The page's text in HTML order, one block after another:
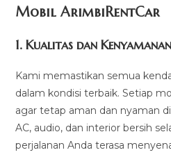
Mobil ArimbiRentCar
1.Kualitas dan
Kami memastikan semua
dalam kondisi terbaik. Setiap
agar tetap aman dan nyaman
AC, audio, dan interior bersih
perjalanan Anda terasa